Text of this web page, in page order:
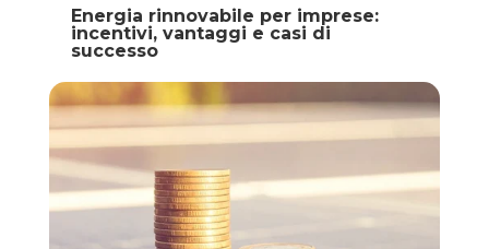
Energia rinnovabile per imprese:
incentivi, vantaggi e casi di
successo